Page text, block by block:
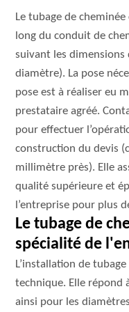
Le tubage de
long du conduit de
suivant les
diamètre). La pose
pose est à réaliser eu
prestataire agréé.
pour effectuer
construction du devis
millimètre près). Elle
qualité supérieure et
l’entreprise pour plus
Le tubage de
spécialité de
L’installation de
technique. Elle répond
ainsi pour les